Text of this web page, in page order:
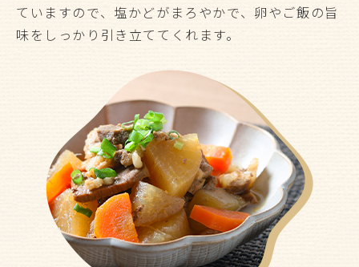
ていますので、塩かどがまろやかで、卵やご飯の旨
味をしっかり引き立ててくれます。